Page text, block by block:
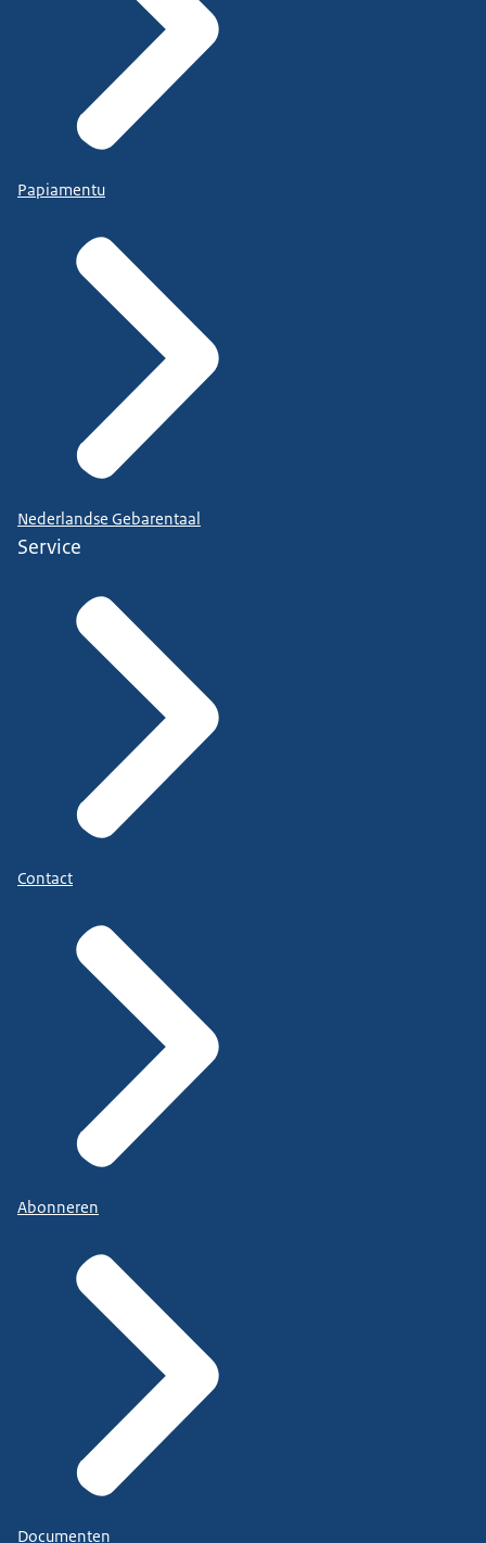
Papiamentu
Nederlandse Gebarentaal
Service
Contact
Abonneren
Documenten